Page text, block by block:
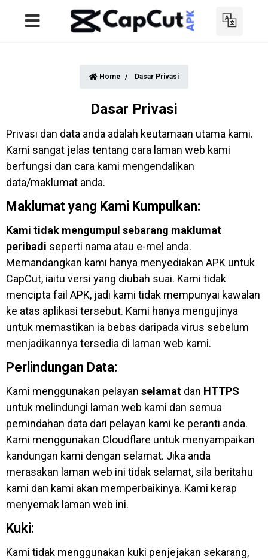
Home Dasar Privasi
Dasar Privasi
Privasi dan data anda adalah keutamaan utama kami.
Kami sangat jelas tentang cara laman web kami
berfungsi dan cara kami mengendalikan
data/maklumat anda.
Maklumat yang Kami Kumpulkan:
Kami tidak mengumpul sebarang maklumat
peribadi seperti nama atau e-mel anda.
Memandangkan kami hanya menyediakan APK untuk
CapCut, iaitu versi yang diubah suai. Kami tidak
mencipta fail APK, jadi kami tidak mempunyai kawalan
ke atas aplikasi tersebut. Kami hanya mengujinya
untuk memastikan ia bebas daripada virus sebelum
menjadikannya tersedia di laman web kami.
Perlindungan Data:
Kami menggunakan pelayan selamat dan HTTPS
untuk melindungi laman web kami dan semua
pemindahan data dari pelayan kami ke peranti anda.
Kami menggunakan Cloudflare untuk menyampaikan
kandungan kami dengan selamat. Jika anda
merasakan laman web ini tidak selamat, sila beritahu
kami dan kami akan memperbaikinya. Kami kerap
menyemak laman web ini.
Kuki:
Kami tidak menggunakan kuki penjejakan sekarang,